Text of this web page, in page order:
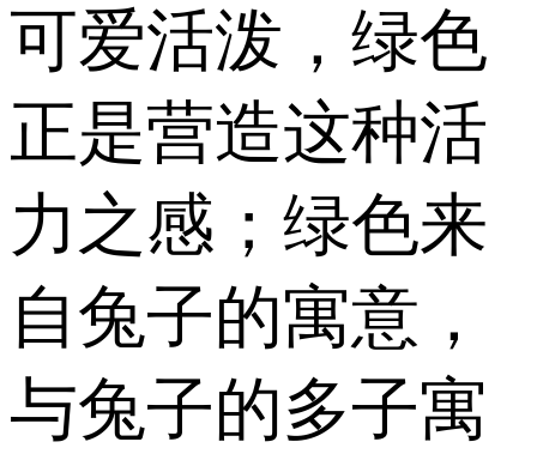
可爱活泼，绿色
正是营造这种活
力之感；绿色来
自兔子的寓意，
与兔子的多子寓